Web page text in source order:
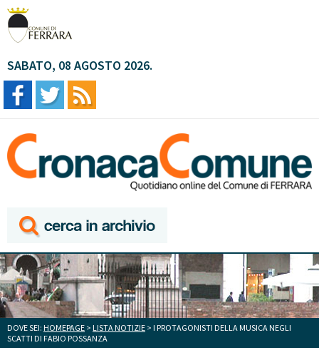
SABATO, 08 AGOSTO 2026.
DOVE SEI: HOMEPAGE > LISTA NOTIZIE > I PROTAGONISTI DELLA MUSICA NEGLI
SCATTI DI FABIO POSSANZA